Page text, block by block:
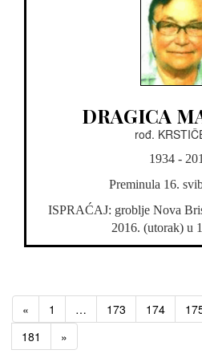
DRAGICA
rođ.
1934 -
Preminula 16.
ISPRAĆAJ: groblje Nova
2016. (utorak) u
« 1 … 173 174
181
»